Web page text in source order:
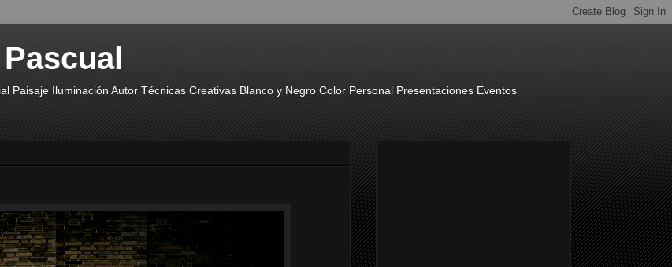
Paisaje Iluminación Autor Técnicas Creativas Blanco y Negro Color Personal Presentaciones Eventos